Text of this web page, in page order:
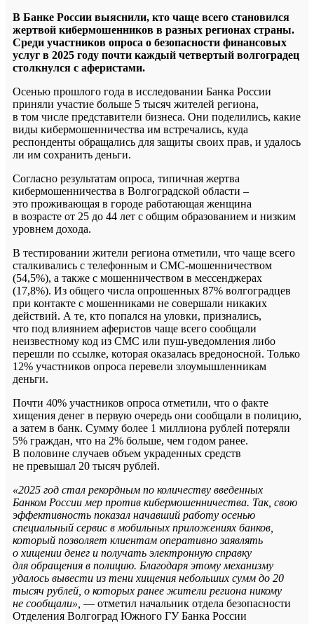
В Банке России выяснили, кто чаще всего становился
жертвой кибермошенников в разных регионах страны.
Среди участников опроса о безопасности финансовых
услуг в 2025 году почти каждый четвертый волгоградец
столкнулся с аферистами.
Осенью прошлого года в исследовании Банка России
приняли участие больше 5 тысяч жителей региона,
в том числе представители бизнеса. Они поделились, какие
виды кибермошенничества им встречались, куда
респонденты обращались для защиты своих прав, и удалось
ли им сохранить деньги.
Согласно результатам опроса, типичная жертва
кибермошенничества в Волгоградской области –
это проживающая в городе работающая женщина
в возрасте от 25 до 44 лет с общим образованием и низким
уровнем дохода.
В тестировании жители региона отметили, что чаще всего
сталкивались с телефонным и СМС-мошенничеством
(54,5%), а также с мошенничеством в мессенджерах
(17,8%). Из общего числа опрошенных 87% волгоградцев
при контакте с мошенниками не совершали никаких
действий. А те, кто попался на уловки, признались,
что под влиянием аферистов чаще всего сообщали
неизвестному код из СМС или пуш-уведомления либо
перешли по ссылке, которая оказалась вредоносной. Только
12% участников опроса перевели злоумышленникам
деньги.
Почти 40% участников опроса отметили, что о факте
хищения денег в первую очередь они сообщали в полицию,
а затем в банк. Сумму более 1 миллиона рублей потеряли
5% граждан, что на 2% больше, чем годом ранее.
В половине случаев объем украденных средств
не превышал 20 тысяч рублей.
«2025 год стал рекордным по количеству введенных
Банком России мер против кибермошенничества. Так, свою
эффективность показал начавший работу осенью
специальный сервис в мобильных приложениях банков,
который позволяет клиентам оперативно заявлять
о хищении денег и получать электронную справку
для обращения в полицию. Благодаря этому механизму
удалось вывести из тени хищения небольших сумм до 20
тысяч рублей, о которых ранее жители региона никому
не сообщали», — отметил начальник отдела безопасности
Отделения Волгоград Южного ГУ Банка России